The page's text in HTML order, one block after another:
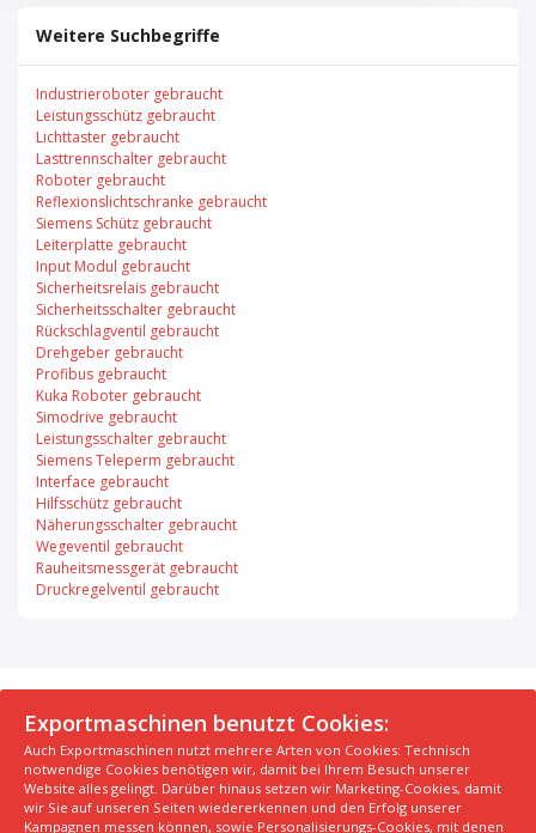
Weitere Suchbegriffe
Industrieroboter gebraucht
Leistungsschütz gebraucht
Lichttaster gebraucht
Lasttrennschalter gebraucht
Roboter gebraucht
Reflexionslichtschranke gebraucht
Siemens Schütz gebraucht
Leiterplatte gebraucht
Input Modul gebraucht
Sicherheitsrelais gebraucht
Sicherheitsschalter gebraucht
Rückschlagventil gebraucht
Drehgeber gebraucht
Profibus gebraucht
Kuka Roboter gebraucht
Simodrive gebraucht
Leistungsschalter gebraucht
Siemens Teleperm gebraucht
Interface gebraucht
Hilfsschütz gebraucht
Näherungsschalter gebraucht
Wegeventil gebraucht
Rauheitsmessgerät gebraucht
Druckregelventil gebraucht
© 2026 Exportmaschinen.de
Über uns
AGB Datenschutzerklärung
FAQ
Impressum
Hersteller
Unsere Top Maschinen #1
Unsere Top Maschinen #2
Unsere Top Maschinen #3
Exportmaschinen benutzt Cookies:
Auch Exportmaschinen nutzt mehrere Arten von Cookies: Technisch
notwendige Cookies benötigen wir, damit bei Ihrem Besuch unserer
Website alles gelingt. Darüber hinaus setzen wir Marketing-Cookies, damit
wir Sie auf unseren Seiten wiedererkennen und den Erfolg unserer
Kampagnen messen können, sowie Personalisierungs-Cookies, mit denen